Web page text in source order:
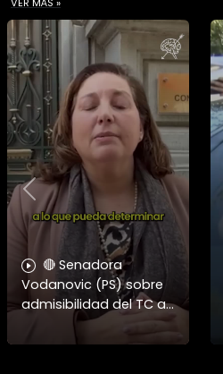
🔴 Senadora
Vodanovic (PS) sobre
admisibilidad del TC a
requerimientos por
megarreforma
Previous